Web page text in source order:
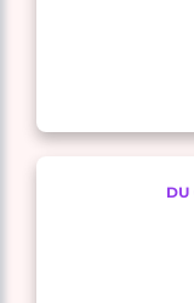
DU